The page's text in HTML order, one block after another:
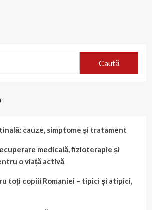
Caută
cauze, simptome și tratament
medicală, fizioterapie și
o viață activă
toți copiii Romaniei – tipici și atipici,